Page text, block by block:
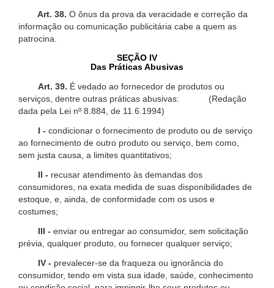
Art. 38. O ônus da prova da veracidade e correção da
informação ou comunicação publicitária cabe a quem as
patrocina.
SEÇÃO IV
Das Práticas Abusivas
Art. 39. É vedado ao fornecedor de produtos ou
serviços, dentre outras práticas abusivas: (Redação
dada pela Lei nº 8.884, de 11.6.1994)
I - condicionar o fornecimento de produto ou de serviço
ao fornecimento de outro produto ou serviço, bem como,
sem justa causa, a limites quantitativos;
II - recusar atendimento às demandas dos
consumidores, na exata medida de suas disponibilidades de
estoque, e, ainda, de conformidade com os usos e
costumes;
III - enviar ou entregar ao consumidor, sem solicitação
prévia, qualquer produto, ou fornecer qualquer serviço;
IV - prevalecer-se da fraqueza ou ignorância do
consumidor, tendo em vista sua idade, saúde, conhecimento